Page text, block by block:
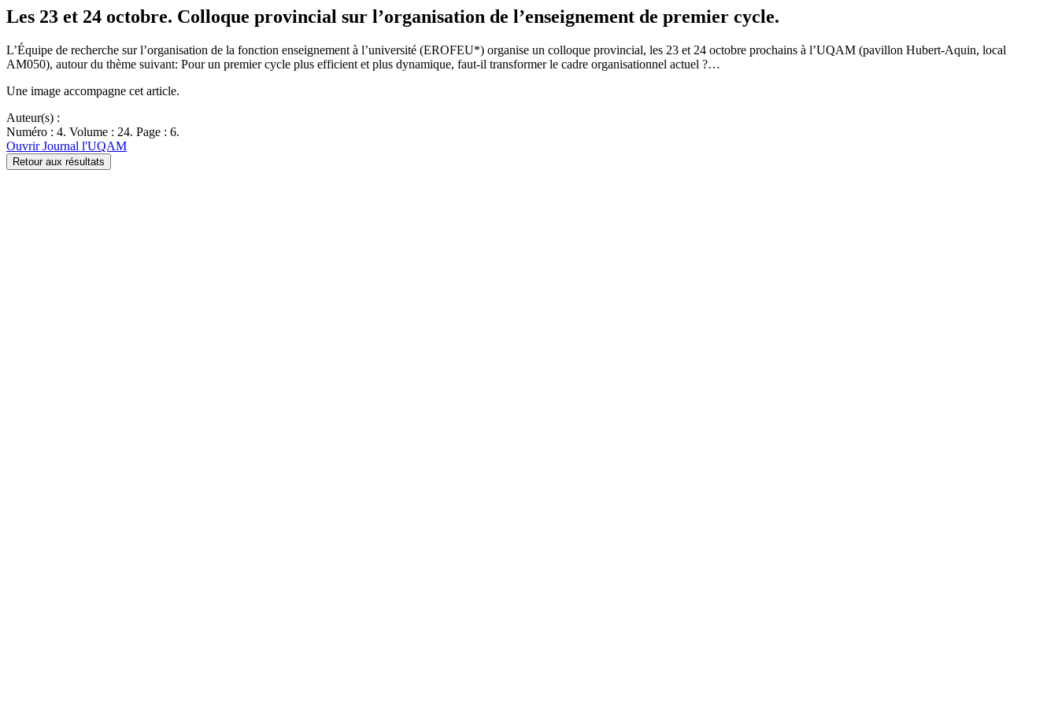
Les 23 et 24 octobre. Colloque provincial sur l’organisation de l’enseignement de premier cycle.
L’Équipe de recherche sur l’organisation de la fonction enseignement à l’université (EROFEU*) organise un colloque provincial, les 23 et 24 octobre prochains à l’UQAM (pavillon Hubert-Aquin, local
AM050), autour du thème suivant: Pour un premier cycle plus efficient et plus dynamique, faut-il transformer le cadre organisationnel actuel ?…
Une image accompagne cet article.
Auteur(s) :
Numéro : 4. Volume : 24. Page : 6.
Ouvrir Journal l'UQAM
Retour aux résultats